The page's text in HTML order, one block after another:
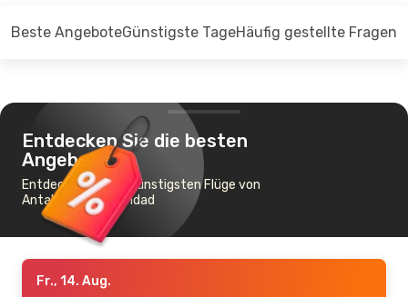
Beste AngeboteGünstigste TageHäufig gestellte Fragen
Entdecken Sie die besten
Angebote
Entdecken Sie die günstigsten Flüge von
Antalya nach Baghdad
Fr., 14. Aug.